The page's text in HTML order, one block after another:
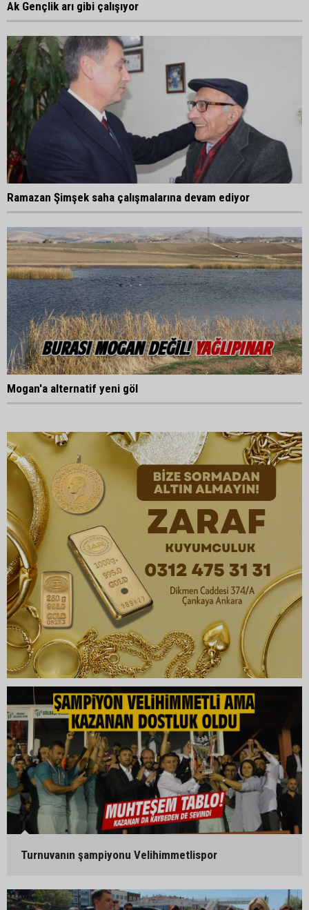
Ak Gençlik arı gibi çalışıyor
Ramazan Şimşek saha çalışmalarına devam ediyor
Mogan'a alternatif yeni göl
Turnuvanın şampiyonu Velihimmetlispor